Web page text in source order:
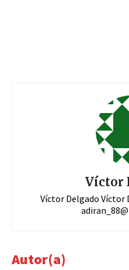
Víctor
Víctor Delgado Víctor
Autor(a)